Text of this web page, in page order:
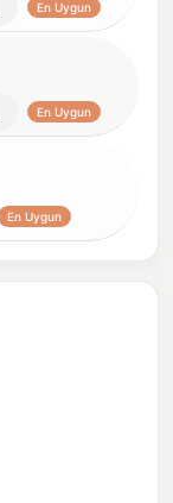
En Uygun
En Uygun
En Uygun